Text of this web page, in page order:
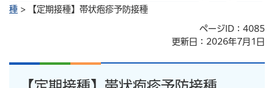
種 > 【定期接種】帯状疱疹予防接種
ページID：4085
更新日：2026年7月1日